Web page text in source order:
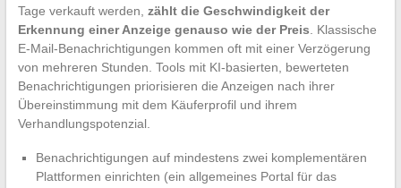
Tage verkauft werden, zählt die Geschwindigkeit der
Erkennung einer Anzeige genauso wie der Preis . Klassische
E-Mail-Benachrichtigungen kommen oft mit einer Verzögerung
von mehreren Stunden. Tools mit KI-basierten, bewerteten
Benachrichtigungen priorisieren die Anzeigen nach ihrer
Übereinstimmung mit dem Käuferprofil und ihrem
Verhandlungspotenzial.
Benachrichtigungen auf mindestens zwei komplementären
Plattformen einrichten (ein allgemeines Portal für das